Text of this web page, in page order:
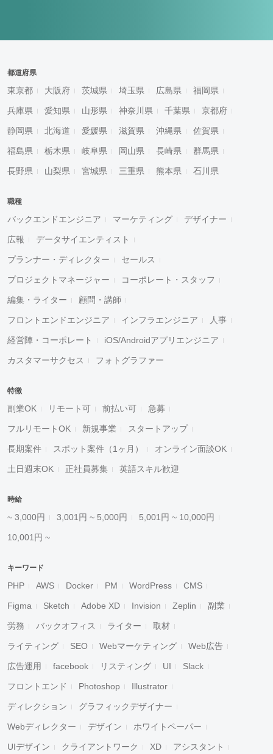
都道府県
東京都 大阪府 茨城県 埼玉県 広島県 福岡県
兵庫県 愛知県 山形県 神奈川県 千葉県 京都府
静岡県 北海道 愛媛県 滋賀県 沖縄県 佐賀県
福島県 栃木県 岐阜県 岡山県 長崎県 群馬県
長野県 山梨県 宮城県 三重県 熊本県 石川県
職種
バックエンドエンジニア マーケティング デザイナー
広報 データサイエンティスト
プランナー・ディレクター セールス
プロジェクトマネージャー コーポレート・スタッフ
編集・ライター 顧問・講師
フロントエンドエンジニア インフラエンジニア 人事
経営陣・コーポレート iOS/Androidアプリエンジニア
カスタマーサクセス フォトグラファー
特徴
副業OK リモート可 前払い可 急募
フルリモートOK 新規事業 スタートアップ
長期案件 スポット案件（1ヶ月） オンライン面談OK
土日週末OK 正社員募集 英語スキル歓迎
時給
~ 3,000円 3,001円 ~ 5,000円 5,001円 ~ 10,000円
10,001円 ~
キーワード
PHP AWS Docker PM WordPress CMS
Figma Sketch Adobe XD Invision Zeplin 副業
労務 バックオフィス ライター 取材
ライティング SEO Webマーケティング Web広告
広告運用 facebook リスティング UI Slack
フロントエンド Photoshop Illustrator
ディレクション グラフィックデザイナー
Webディレクター デザイン ホワイトペーパー
UIデザイン クライアントワーク XD アシスタント